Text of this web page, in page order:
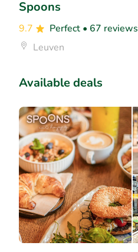
Spoons
9.7 Perfect • 67 reviews
Leuven
Available deals